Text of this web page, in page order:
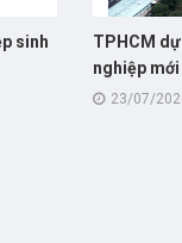
sinh
TPHCM
nghiệp mới
23/07/